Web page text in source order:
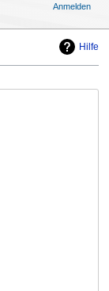
Hilfe
Anmelden